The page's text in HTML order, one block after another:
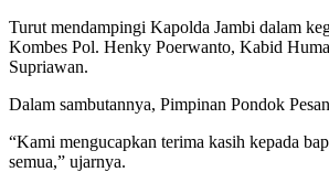
Turut mendampingi Kapolda Jambi dalam
Kombes Pol. Henky Poerwanto, Kabid
Supriawan.
Dalam sambutannya, Pimpinan Pondok
“Kami mengucapkan terima kasih kepada
semua,” ujarnya.